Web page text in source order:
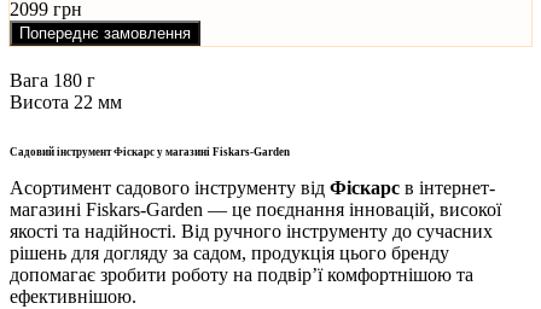
2099 грн
Попереднє замовлення
Вага 180 г
Висота 22 мм
Садовий інструмент Фіскарс у магазині Fiskars-Garden
Асортимент садового інструменту від Фіскарс в інтернет-
магазині Fiskars-Garden — це поєднання інновацій, високої
якості та надійності. Від ручного інструменту до сучасних
рішень для догляду за садом, продукція цього бренду
допомагає зробити роботу на подвір’ї комфортнішою та
ефективнішою.